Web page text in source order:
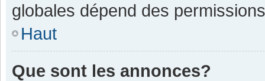
globales dépend des
Haut
Que sont les annonces?